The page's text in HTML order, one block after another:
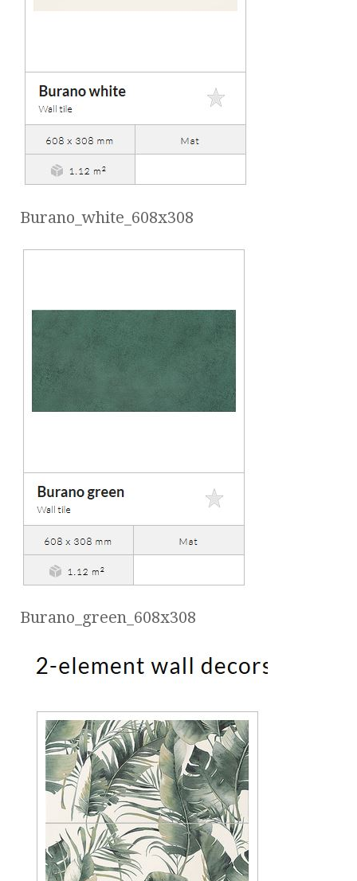
Burano_white_608x308
Burano_green_608x308